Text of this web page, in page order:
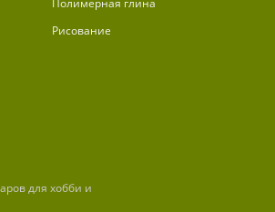
Полимерная глина
Рисование
для хобби и